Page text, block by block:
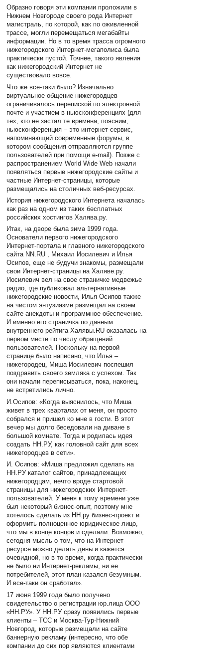
Образно говоря эти компании проложили в
Нижнем Новгороде своего рода Интернет
магистраль, по которой, как по оживленной
трассе, могли перемещаться мегабайты
информации. Но в то время трасса огромного
нижегородского Интернет-мегаполиса была
практически пустой. Точнее, такого явления
как нижегородский Интернет не
существовало вовсе.
Что же все-таки было? Изначально
виртуальное общение нижегородцев
ограничивалось перепиской по электронной
почте и участием в ньюсконференциях (для
тех, кто не застал те времена, поясним,
ньюсконференция – это интернет-сервис,
напоминающий современные форумы, в
котором сообщения отправляются группе
пользователей при помощи e-mail). Позже с
распространением World Wide Web начали
появляться первые нижегородские сайты и
частные Интернет-страницы, которые
размещались на столичных веб-ресурсах.
История нижегородского Интернета началась
как раз на одном из таких бесплатных
российских хостингов Халява.ру.
Итак, на дворе была зима 1999 года.
Основатели первого нижегородского
Интернет-портала и главного нижегородского
сайта NN.RU , Михаил Иосилевич и Илья
Осипов, еще не будучи знакомы, размещали
свои Интернет-страницы на Халяве.ру.
Иосилевич вел на свое страничке медвежье
радио, где публиковал альтернативные
нижегородские новости, Илья Осипов также
на чистом энтузиазме размещал на своем
сайте анекдоты и программное обеспечение.
И именно его страничка по данным
внутреннего рейтига Халявы.RU оказалась на
первом месте по числу обращений
пользователей. Поскольку на первой
странице было написано, что Илья –
нижегородец, Миша Иосилевич поспешил
поздравить своего земляка с успехом. Так
они начали переписываться, пока, наконец,
не встретились лично.
И.Осипов: «Когда выяснилось, что Миша
живет в трех кварталах от меня, он просто
собрался и пришел ко мне в гости. В этот
вечер мы долго беседовали на диване в
большой комнате. Тогда и родилась идея
создать НН.РУ, как головной сайт для всех
нижегородцев в сети».
И. Осипов: «Миша предложил сделать на
НН.РУ каталог сайтов, принадлежащих
нижегородцам, нечто вроде стартовой
страницы для нижегородских Интернет-
пользователей. У меня к тому времени уже
был некоторый бизнес-опыт, поэтому мне
хотелось сделать из НН.ру бизнес-проект и
оформить полноценное юридическое лицо,
что мы в конце концов и сделали. Возможно,
сегодня мысль о том, что на Интернет-
ресурсе можно делать деньги кажется
очевидной, но в то время, когда практически
не было ни Интернет-рекламы, ни ее
потребителей, этот план казался безумным.
И все-таки он сработал».
17 июня 1999 года было получено
свидетельство о регистрации юр.лица ООО
«НН.РУ». У НН.РУ сразу появились первые
клиенты – ТСС и Москва-Тур-Нижний
Новгород, которые размещали на сайте
баннерную рекламу (интересно, что обе
компании до сих пор являются клиентами